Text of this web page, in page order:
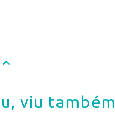
viu também